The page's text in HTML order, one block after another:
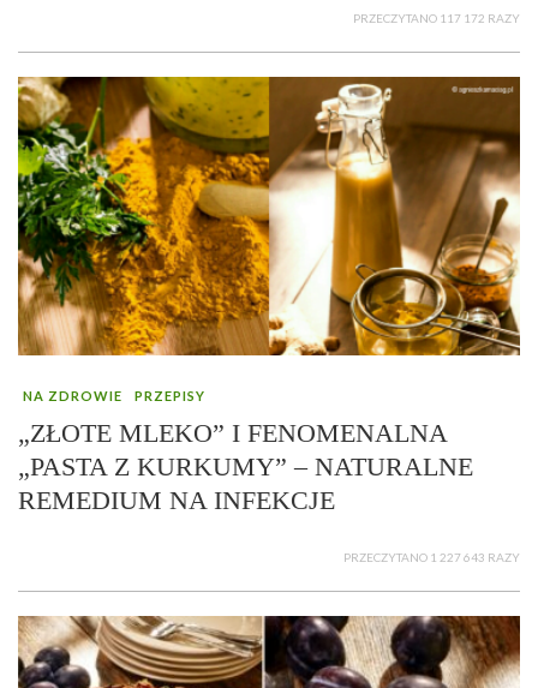
PRZECZYTANO 117 172 RAZY
NA ZDROWIE PRZEPISY
„ZŁOTE MLEKO” I FENOMENALNA
„PASTA Z KURKUMY” – NATURALNE
REMEDIUM NA INFEKCJE
PRZECZYTANO 1 227 643 RAZY